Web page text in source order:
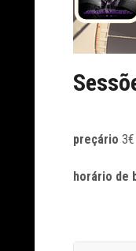
preçário 3€
horário de